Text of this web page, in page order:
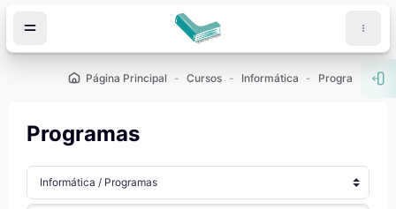
Página Principal Cursos Informática Programas
Programas
Categorías